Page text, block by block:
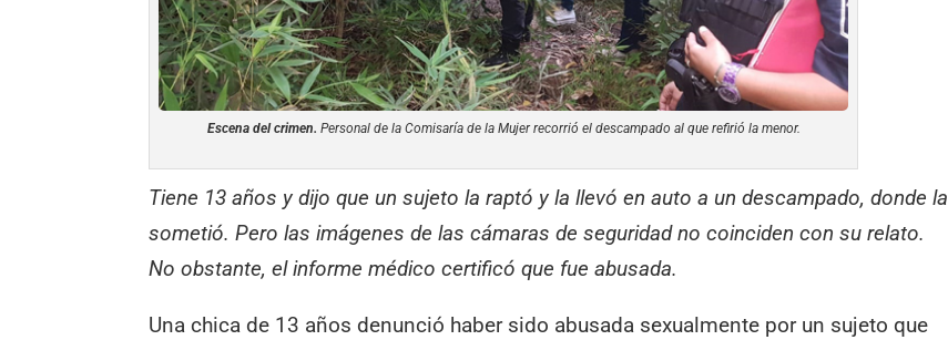
Escena del crimen. Personal de la Comisaría de la Mujer recorrió el descampado al que refirió la menor.
Tiene 13 años y dijo que un sujeto la raptó y la llevó en auto a un descampado, donde la
sometió. Pero las imágenes de las cámaras de seguridad no coinciden con su relato.
No obstante, el informe médico certificó que fue abusada.
Una chica de 13 años denunció haber sido abusada sexualmente por un sujeto que